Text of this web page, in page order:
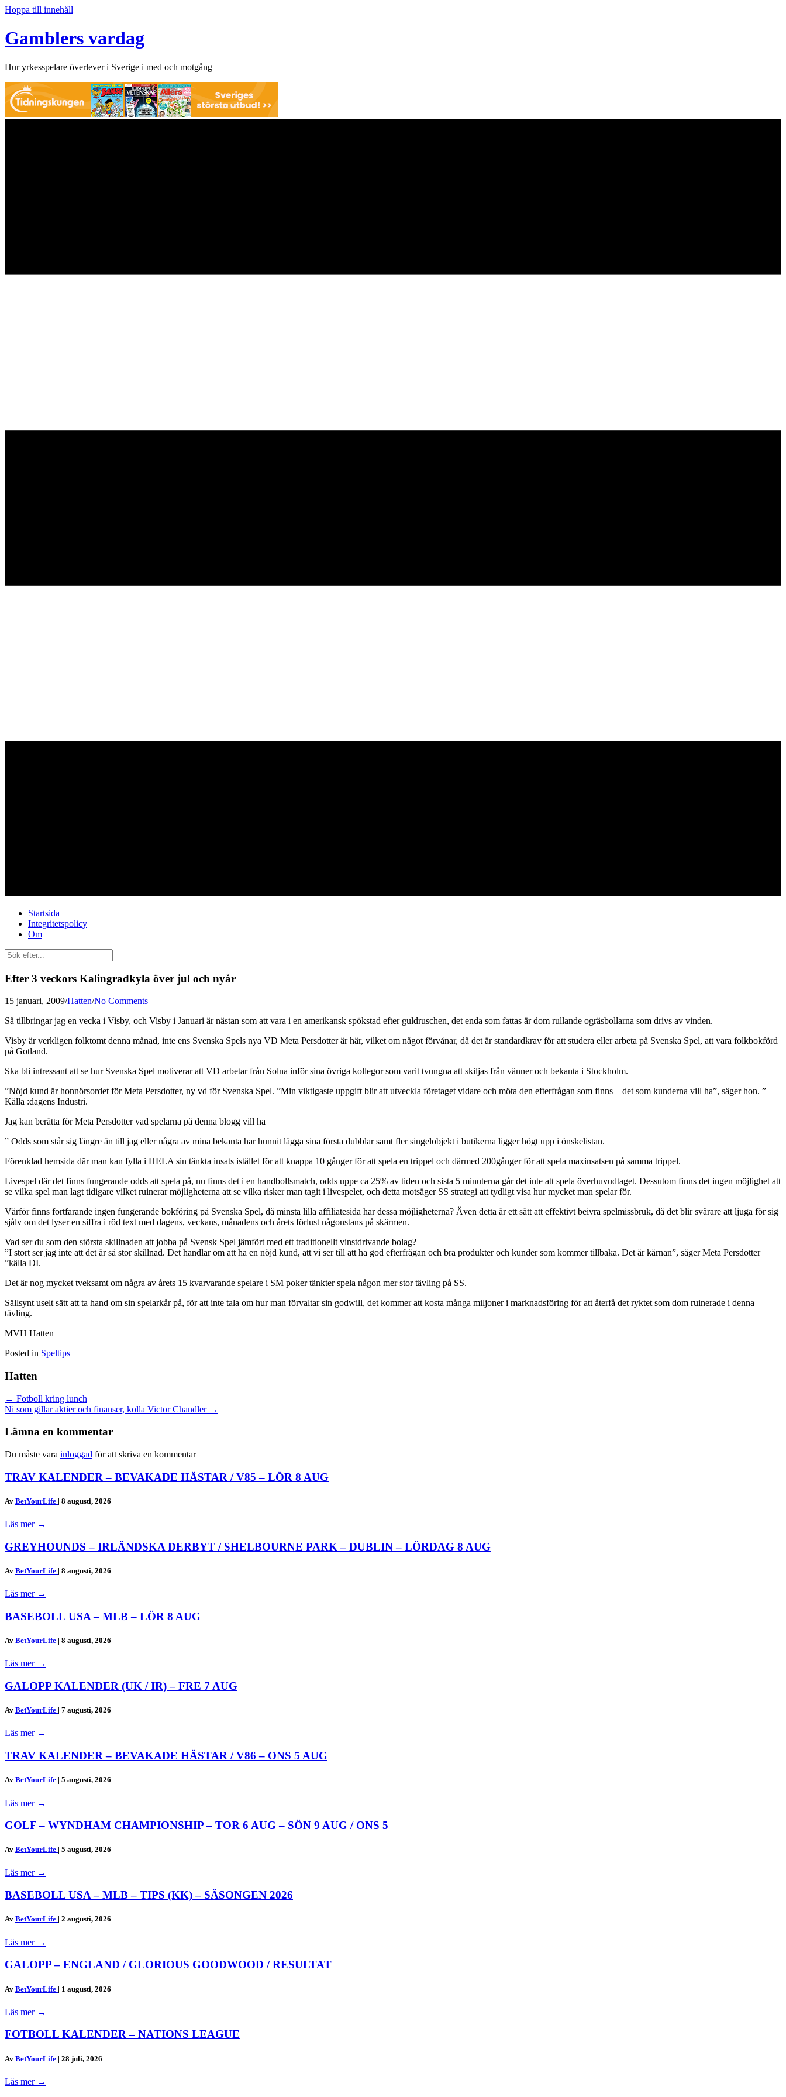
Hoppa till innehåll
Gamblers vardag
Hur yrkesspelare överlever i Sverige i med och motgång
Startsida
Integritetspolicy
Om
Efter 3 veckors Kalingradkyla över jul och nyår
15 januari, 2009/Hatten/No Comments
Så tillbringar jag en vecka i Visby, och Visby i Januari är nästan som att vara i en amerikansk spökstad efter guldruschen, det enda som fattas är dom rullande ogräsbollarna som drivs av vinden.
Visby är verkligen folktomt denna månad, inte ens Svenska Spels nya VD Meta Persdotter är här, vilket om något förvånar, då det är standardkrav för att studera eller arbeta på Svenska Spel, att vara folkbokförd
på Gotland.
Ska bli intressant att se hur Svenska Spel motiverar att VD arbetar från Solna inför sina övriga kollegor som varit tvungna att skiljas från vänner och bekanta i Stockholm.
”Nöjd kund är honnörsordet för Meta Persdotter, ny vd för Svenska Spel. ”Min viktigaste uppgift blir att utveckla företaget vidare och möta den efterfrågan som finns – det som kunderna vill ha”, säger hon. ”
Källa :dagens Industri.
Jag kan berätta för Meta Persdotter vad spelarna på denna blogg vill ha
” Odds som står sig längre än till jag eller några av mina bekanta har hunnit lägga sina första dubblar samt fler singelobjekt i butikerna ligger högt upp i önskelistan.
Förenklad hemsida där man kan fylla i HELA sin tänkta insats istället för att knappa 10 gånger för att spela en trippel och därmed 200gånger för att spela maxinsatsen på samma trippel.
Livespel där det finns fungerande odds att spela på, nu finns det i en handbollsmatch, odds uppe ca 25% av tiden och sista 5 minuterna går det inte att spela överhuvudtaget. Dessutom finns det ingen möjlighet att
se vilka spel man lagt tidigare vilket ruinerar möjligheterna att se vilka risker man tagit i livespelet, och detta motsäger SS strategi att tydligt visa hur mycket man spelar för.
Värför finns fortfarande ingen fungerande bokföring på Svenska Spel, då minsta lilla affiliatesida har dessa möjligheterna? Även detta är ett sätt att effektivt beivra spelmissbruk, då det blir svårare att ljuga för sig
sjålv om det lyser en siffra i röd text med dagens, veckans, månadens och årets förlust någonstans på skärmen.
Vad ser du som den största skillnaden att jobba på Svensk Spel jämfört med ett traditionellt vinstdrivande bolag?
”I stort ser jag inte att det är så stor skillnad. Det handlar om att ha en nöjd kund, att vi ser till att ha god efterfrågan och bra produkter och kunder som kommer tillbaka. Det är kärnan”, säger Meta Persdotter
”källa DI.
Det är nog mycket tveksamt om några av årets 15 kvarvarande spelare i SM poker tänkter spela någon mer stor tävling på SS.
Sällsynt uselt sätt att ta hand om sin spelarkår på, för att inte tala om hur man förvaltar sin godwill, det kommer att kosta många miljoner i marknadsföring för att återfå det ryktet som dom ruinerade i denna
tävling.
MVH Hatten
Posted in Speltips
Hatten
Posts
navigation
← Fotboll kring lunch
Ni som gillar aktier och finanser, kolla Victor Chandler →
Lämna en kommentar
Du måste vara inloggad för att skriva en kommentar
TRAV KALENDER – BEVAKADE HÄSTAR / V85 – LÖR 8 AUG
Av BetYourLife | 8 augusti, 2026
Läs mer →
GREYHOUNDS – IRLÄNDSKA DERBYT / SHELBOURNE PARK – DUBLIN – LÖRDAG 8 AUG
Av BetYourLife | 8 augusti, 2026
Läs mer →
BASEBOLL USA – MLB – LÖR 8 AUG
Av BetYourLife | 8 augusti, 2026
Läs mer →
GALOPP KALENDER (UK / IR) – FRE 7 AUG
Av BetYourLife | 7 augusti, 2026
Läs mer →
TRAV KALENDER – BEVAKADE HÄSTAR / V86 – ONS 5 AUG
Av BetYourLife | 5 augusti, 2026
Läs mer →
GOLF – WYNDHAM CHAMPIONSHIP – TOR 6 AUG – SÖN 9 AUG / ONS 5
Av BetYourLife | 5 augusti, 2026
Läs mer →
BASEBOLL USA – MLB – TIPS (KK) – SÄSONGEN 2026
Av BetYourLife | 2 augusti, 2026
Läs mer →
GALOPP – ENGLAND / GLORIOUS GOODWOOD / RESULTAT
Av BetYourLife | 1 augusti, 2026
Läs mer →
FOTBOLL KALENDER – NATIONS LEAGUE
Av BetYourLife | 28 juli, 2026
Läs mer →